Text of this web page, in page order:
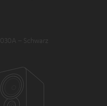
– Schwarz